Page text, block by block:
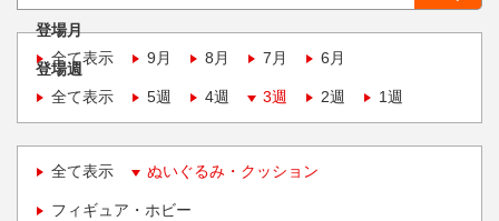
登場月
全て表示
9月 8月 7月 6月
登場週
全て表示
5週 4週 3週 2週 1週
全て表示 ぬいぐるみ・クッション
フィギュア・ホビー